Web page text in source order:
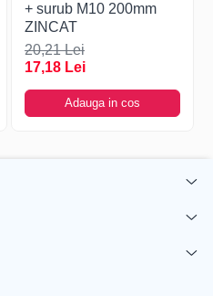
+ surub M10 200mm
ZINCAT
20,21 Lei
17,18 Lei
Adauga in cos